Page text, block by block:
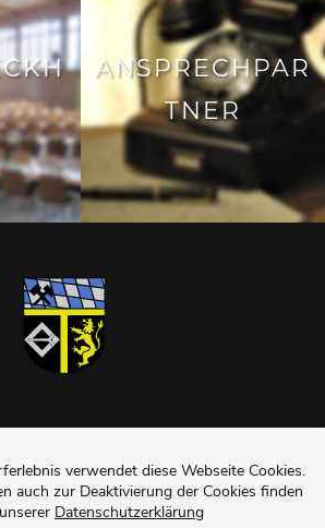
ANSPRECHPAR
TNER
Girard (Ortsbürgermeisterin)
verwendet diese Webseite Cookies.
auch zur Deaktivierung der Cookies finden
Datenschutzerklärung